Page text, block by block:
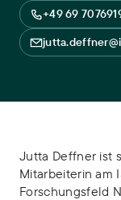
+49 69
Jutta Deffner ist
Mitarbeiterin am
Forschungsfeld